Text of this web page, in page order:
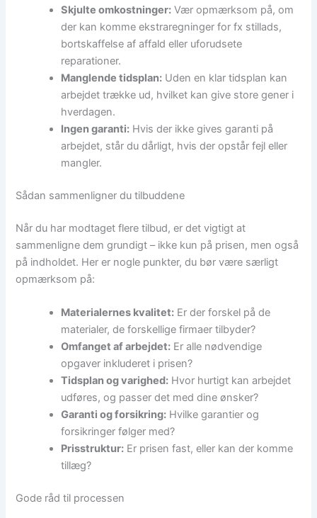
Skjulte omkostninger: Vær opmærksom på, om
der kan komme ekstraregninger for fx stillads,
bortskaffelse af affald eller uforudsete
reparationer.
Manglende tidsplan: Uden en klar tidsplan kan
arbejdet trække ud, hvilket kan give store gener i
hverdagen.
Ingen garanti: Hvis der ikke gives garanti på
arbejdet, står du dårligt, hvis der opstår fejl eller
mangler.
Sådan sammenligner du tilbuddene
Når du har modtaget flere tilbud, er det vigtigt at
sammenligne dem grundigt – ikke kun på prisen, men også
på indholdet. Her er nogle punkter, du bør være særligt
opmærksom på:
Materialernes kvalitet: Er der forskel på de
materialer, de forskellige firmaer tilbyder?
Omfanget af arbejdet: Er alle nødvendige
opgaver inkluderet i prisen?
Tidsplan og varighed: Hvor hurtigt kan arbejdet
udføres, og passer det med dine ønsker?
Garanti og forsikring: Hvilke garantier og
forsikringer følger med?
Prisstruktur: Er prisen fast, eller kan der komme
tillæg?
Gode råd til processen